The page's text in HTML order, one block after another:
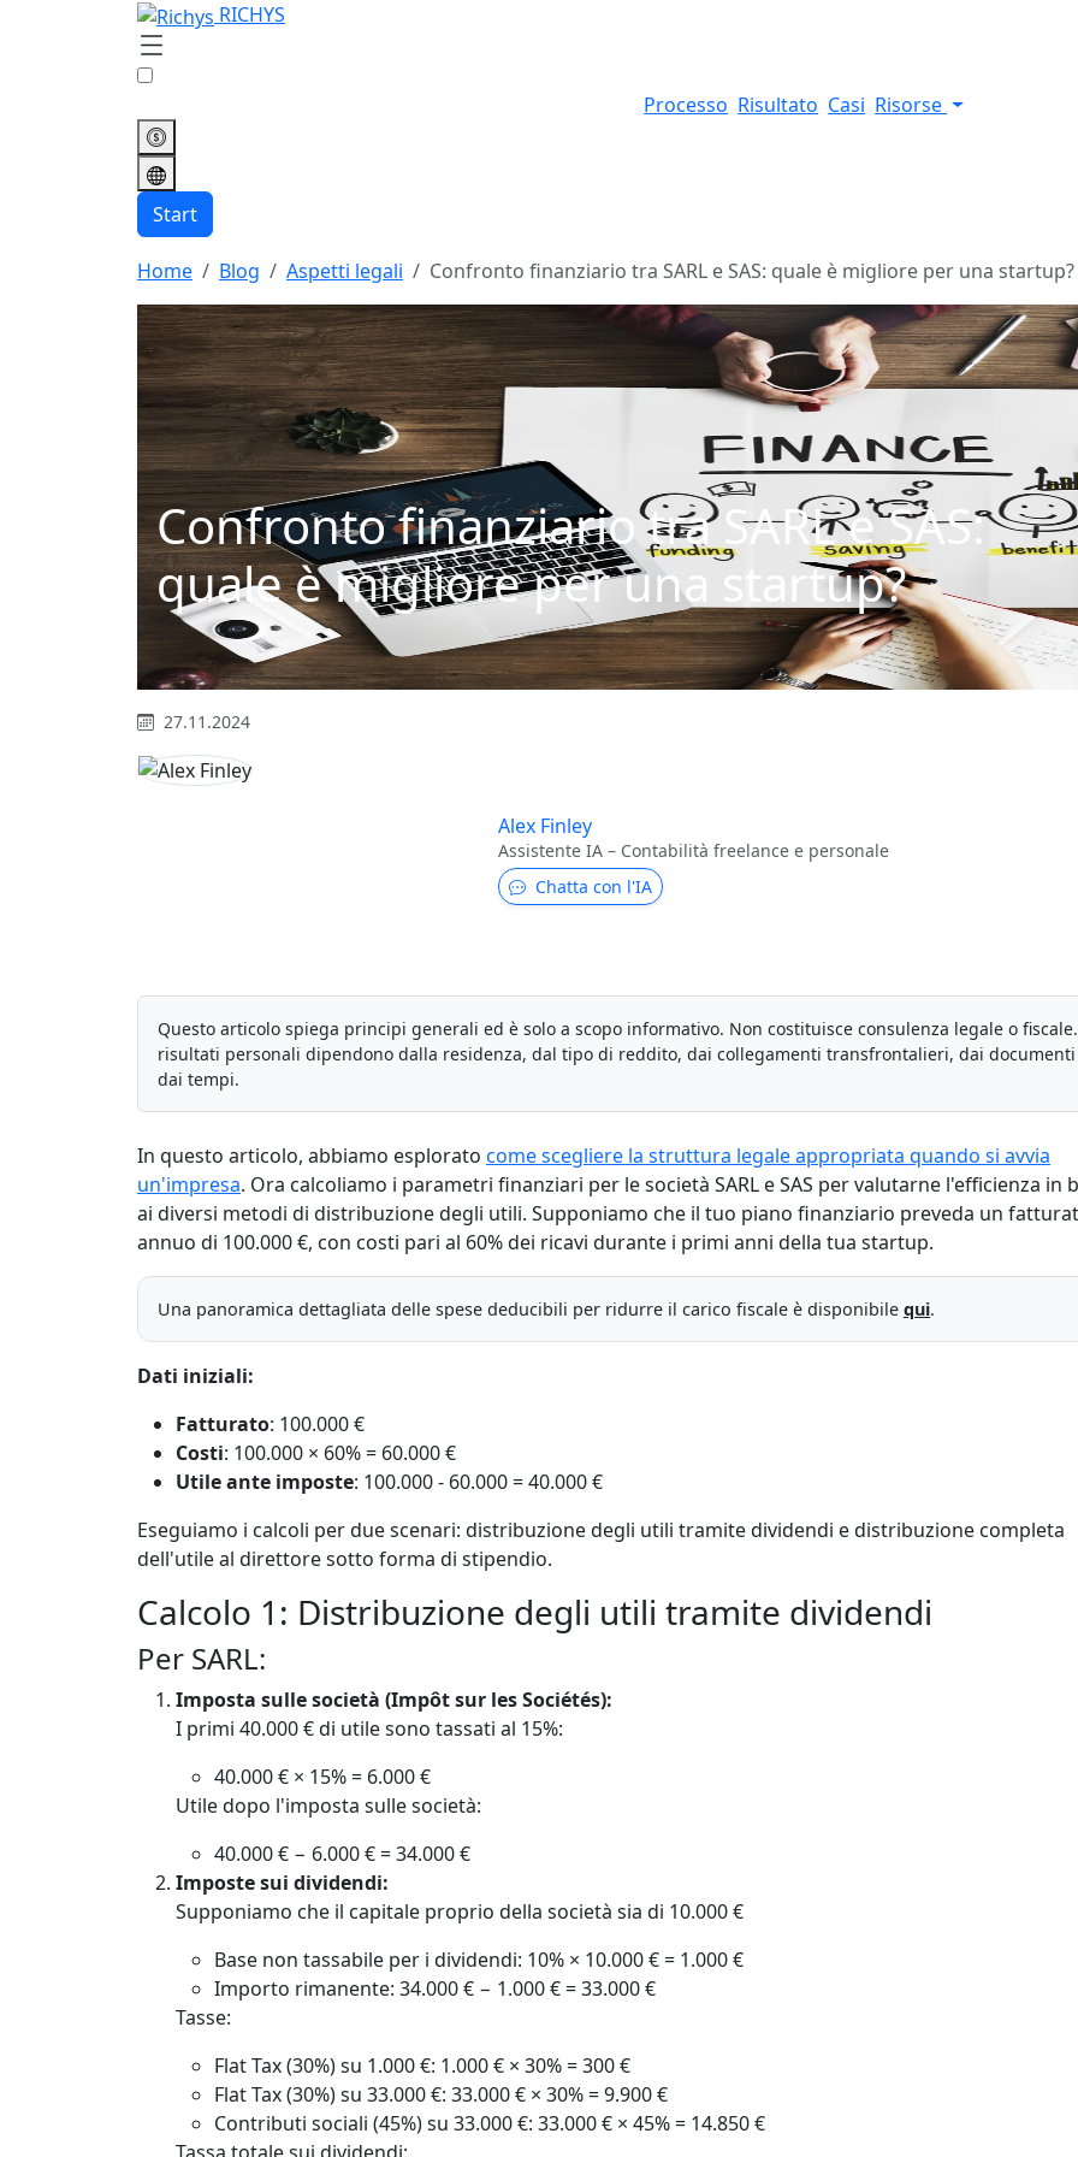
RICHYS
Processo Risultato Casi Risorse
Start
Home Blog Aspetti legali Confronto finanziario tra SARL e SAS: quale è migliore per una startup?
Confronto finanziario tra SARL e SAS:
quale è migliore per una startup?
27.11.2024
Alex Finley
Assistente IA – Contabilità freelance e personale
Chatta con l'IA
Questo articolo spiega principi generali ed è solo a scopo informativo. Non costituisce consulenza legale o
risultati personali dipendono dalla residenza, dal tipo di reddito, dai collegamenti transfrontalieri, dai
dai tempi.
In questo articolo, abbiamo esplorato come scegliere la struttura legale appropriata quando si avvia
un'impresa. Ora calcoliamo i parametri finanziari per le società SARL e SAS per valutarne l'efficienza in
ai diversi metodi di distribuzione degli utili. Supponiamo che il tuo piano finanziario preveda un
annuo di 100.000 €, con costi pari al 60% dei ricavi durante i primi anni della tua startup.
Una panoramica dettagliata delle spese deducibili per ridurre il carico fiscale è disponibile qui.
Dati iniziali:
Fatturato: 100.000 €
Costi: 100.000 × 60% = 60.000 €
Utile ante imposte: 100.000 - 60.000 = 40.000 €
Eseguiamo i calcoli per due scenari: distribuzione degli utili tramite dividendi e distribuzione completa
dell'utile al direttore sotto forma di stipendio.
Calcolo 1: Distribuzione degli utili tramite dividendi
Per SARL:
Imposta sulle società (Impôt sur les Sociétés):
I primi 40.000 € di utile sono tassati al 15%:
40.000 € × 15% = 6.000 €
Utile dopo l'imposta sulle società:
40.000 € − 6.000 € = 34.000 €
Imposte sui dividendi:
Supponiamo che il capitale proprio della società sia di 10.000 €
Base non tassabile per i dividendi: 10% × 10.000 € = 1.000 €
Importo rimanente: 34.000 € − 1.000 € = 33.000 €
Tasse:
Flat Tax (30%) su 1.000 €: 1.000 € × 30% = 300 €
Flat Tax (30%) su 33.000 €: 33.000 € × 30% = 9.900 €
Contributi sociali (45%) su 33.000 €: 33.000 € × 45% = 14.850 €